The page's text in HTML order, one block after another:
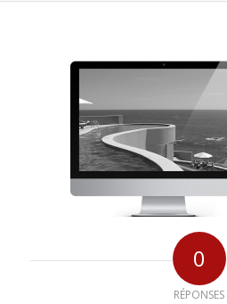
0
RÉPONSES